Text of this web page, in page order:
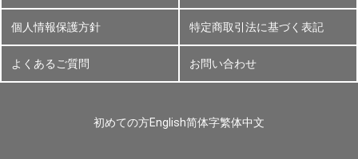
個人情報保護方針 特定商取引法に基づく表記
よくあるご質問 お問い合わせ
初めての方English简体字繁体中文